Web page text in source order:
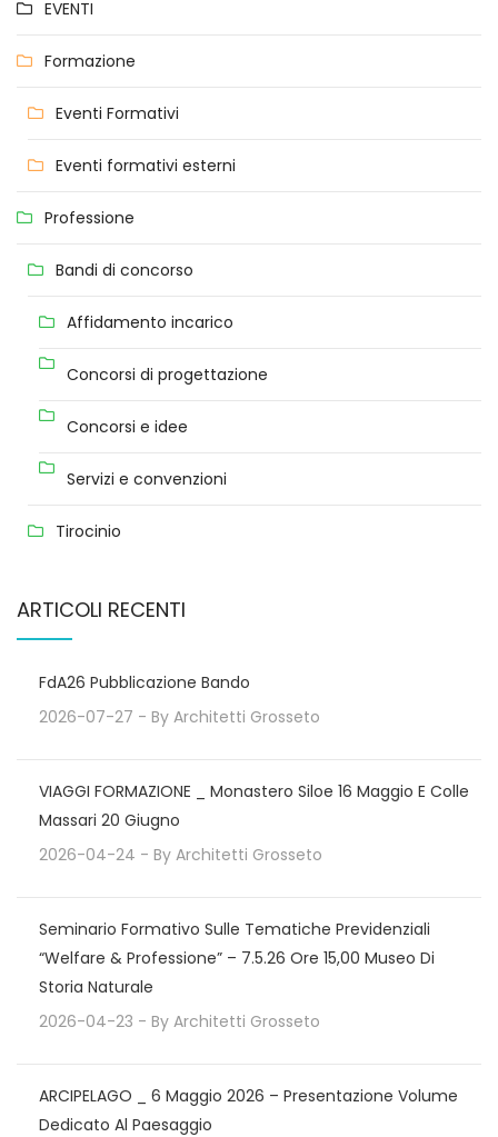
EVENTI
Formazione
Eventi Formativi
Eventi formativi esterni
Professione
Bandi di concorso
Affidamento incarico
Concorsi di progettazione
Concorsi e idee
Servizi e convenzioni
Tirocinio
ARTICOLI RECENTI
FdA26 Pubblicazione Bando
2026-07-27 - By Architetti Grosseto
VIAGGI FORMAZIONE _ Monastero Siloe 16 Maggio E Colle
Massari 20 Giugno
2026-04-24 - By Architetti Grosseto
Seminario Formativo Sulle Tematiche Previdenziali
“Welfare & Professione” – 7.5.26 Ore 15,00 Museo Di
Storia Naturale
2026-04-23 - By Architetti Grosseto
ARCIPELAGO _ 6 Maggio 2026 – Presentazione Volume
Dedicato Al Paesaggio